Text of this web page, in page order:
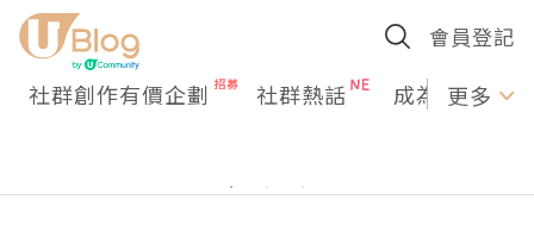
會員登記
社群創作有價企劃 社群熱話 成為U更多